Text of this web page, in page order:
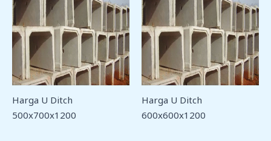
Harga U Ditch
500x700x1200
Harga U Ditch
600x600x1200